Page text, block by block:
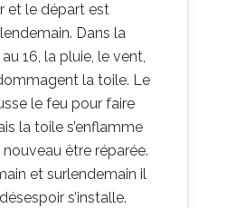
et le départ est
Dans la
16, la pluie, le vent,
la toile. Le
le feu pour faire
la toile s’enflamme
être réparée.
et surlendemain il
s’installe.